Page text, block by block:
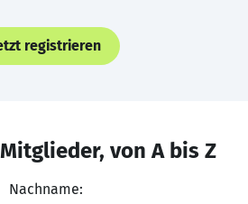
registrieren
Mitglieder, von A bis Z
Nachname: